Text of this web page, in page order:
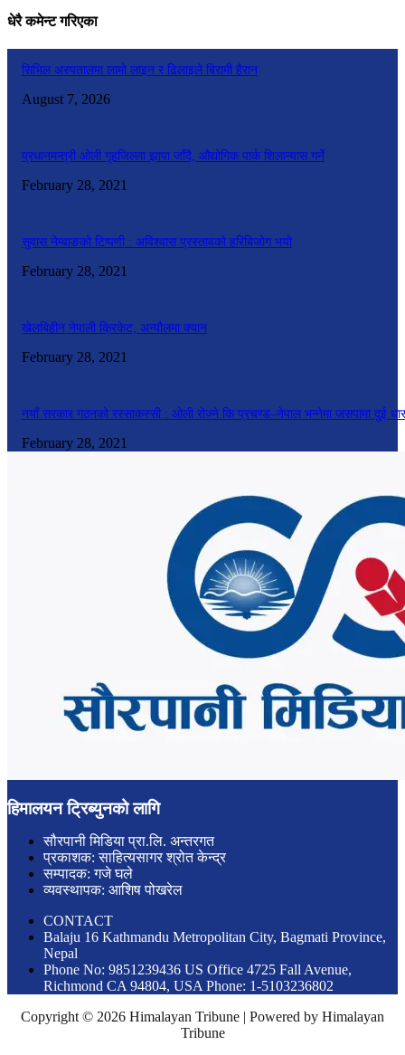
धेरै कमेन्ट गरिएका
सिभिल अस्पतालमा लामो लाइन र ढिलाइले बिरामी हैरान
August 7, 2026
प्रधानमन्त्री ओली गृहजिल्ला झापा जाँदै, औद्योगिक पार्क शिलान्यास गर्ने
February 28, 2021
सुवास नेम्वाङको टिप्पणी : अविश्वास प्रस्तावको हरिबिजोग भयो
February 28, 2021
खेलबिहीन नेपाली क्रिकेट, अन्यौलमा क्यान
February 28, 2021
नयाँ सरकार गठनको रस्साकस्सी : ओली रोज्ने कि प्रचण्ड–नेपाल भन्नेमा जसपामा दुई धार
February 28, 2021
हिमालयन ट्रिब्युनको लागि
सौरपानी मिडिया प्रा.लि. अन्तरगत
प्रकाशक: साहित्यसागर श्रोत केन्द्र
सम्पादक: गजे घले
व्यवस्थापक: आशिष पोखरेल
CONTACT
Balaju 16 Kathmandu Metropolitan City, Bagmati Province,
Nepal
Phone No: 9851239436 US Office 4725 Fall Avenue,
Richmond CA 94804, USA Phone: 1-5103236802
Copyright © 2026 Himalayan Tribune | Powered by Himalayan
Tribune